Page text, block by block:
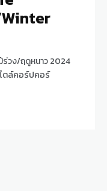
ร่วง/ฤดูหนาว 2024
ตล์คอร์ปคอร์